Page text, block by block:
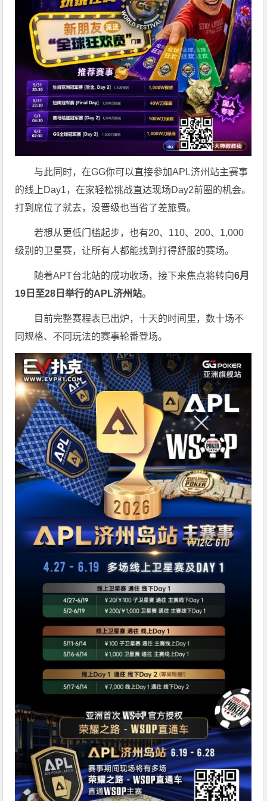
与此同时，在GG你可以直接参加APL济州站主赛事
的线上Day1，在家轻松挑战直达现场Day2前圈的机会。
打到席位了就去，没晋级也当省了差旅费。
若想从更低门槛起步，也有20、110、200、1,000
级别的卫星赛，让所有人都能找到打得舒服的赛场。
随着APT台北站的成功收场，接下来焦点将转向6月
19 日至28 日举行的APL济州站。
目前完整赛程表已出炉，十天的时间里，数十场不
同规格、不同玩法的赛事轮番登场。